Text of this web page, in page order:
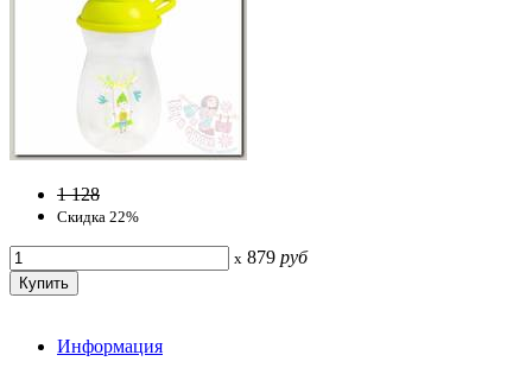
1 128
Скидка 22%
x 879 руб
Информация